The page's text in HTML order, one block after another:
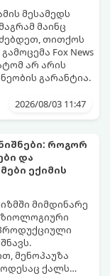
მესამედს
მაინც
თითქოს
Fox News
არ არის
გარანტია.
2026/08/03 11:47
როგორ
და
ექიმის
მიმდინარე
მენოპაუზა
ქალს